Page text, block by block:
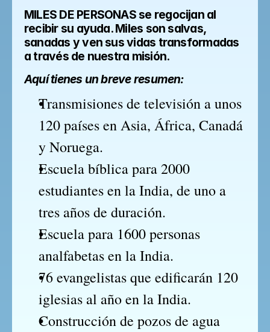
MILES DE PERSONAS se regocijan al
recibir su ayuda. Miles son salvas,
sanadas y ven sus vidas transformadas
a través de nuestra misión.
Aquí tienes un breve resumen:
Transmisiones de televisión a unos
120 países en Asia, África, Canadá
y Noruega.
Escuela bíblica para 2000
estudiantes en la India, de uno a
tres años de duración.
Escuela para 1600 personas
analfabetas en la India.
76 evangelistas que edificarán 120
iglesias al año en la India.
Construcción de pozos de agua